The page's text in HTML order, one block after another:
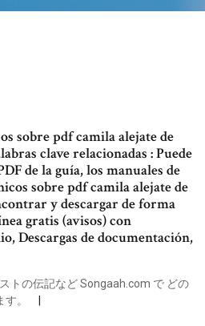
sobre pdf camila alejate de
clave relacionadas : Puede
de la guía, los manuales de
sobre pdf camila alejate de
y descargar de forma
gratis (avisos) con
Descargas de documentación,
トの伝記など Songaah.com で どの
す。